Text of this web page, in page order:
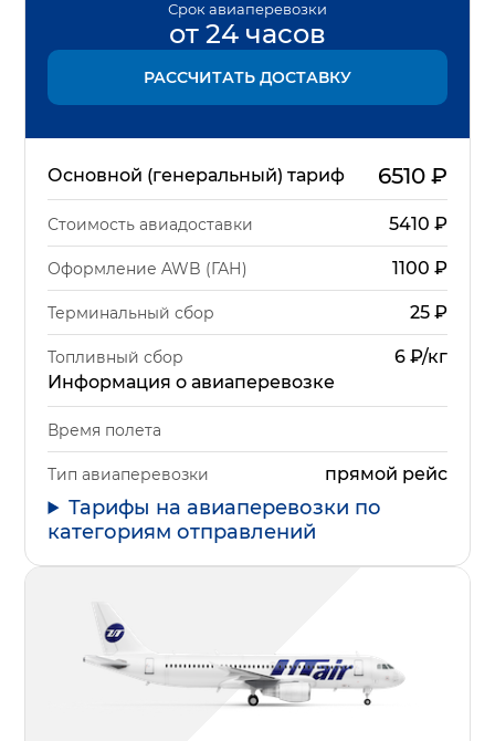
Срок авиаперевозки
от 24 часов
РАССЧИТАТЬ ДОСТАВКУ
Основной (генеральный) тариф 6510₽
Стоимость авиадоставки 5410 ₽
Оформление AWB (ГАН) 1100 ₽
Терминальный сбор 25₽
Топливный сбор
6 ₽/кг
Информация о авиаперевозке
Время полета
Тип авиаперевозки прямой рейс
Тарифы на авиаперевозки по
категориям отправлений